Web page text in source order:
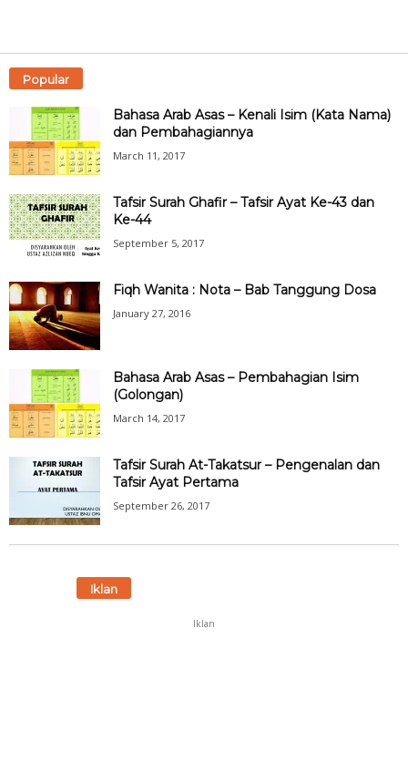
Popular
Bahasa Arab Asas – Kenali Isim (Kata Nama)
dan Pembahagiannya
March 11, 2017
Tafsir Surah Ghafir – Tafsir Ayat Ke-43 dan
Ke-44
September 5, 2017
Fiqh Wanita : Nota – Bab Tanggung Dosa
January 27, 2016
Bahasa Arab Asas – Pembahagian Isim
(Golongan)
March 14, 2017
Tafsir Surah At-Takatsur – Pengenalan dan
Tafsir Ayat Pertama
September 26, 2017
Iklan
Iklan